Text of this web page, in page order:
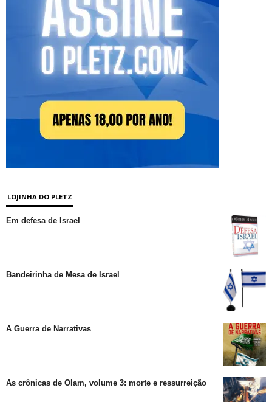
LOJINHA DO PLETZ
Em defesa de Israel
Bandeirinha de Mesa de Israel
A Guerra de Narrativas
As crônicas de Olam, volume 3: morte e ressurreição